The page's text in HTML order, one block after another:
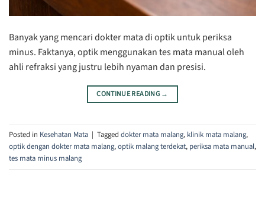
Banyak yang mencari dokter mata di optik untuk periksa
minus. Faktanya, optik menggunakan tes mata manual oleh
ahli refraksi yang justru lebih nyaman dan presisi.
CONTINUE READING →
Posted in Kesehatan Mata | Tagged dokter mata malang, klinik mata malang,
optik dengan dokter mata malang,optik malang terdekat, periksa mata manual,
tes mata minus malang